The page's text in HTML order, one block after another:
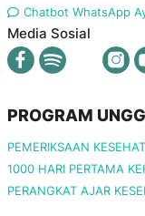
Chatbot WhatsApp
Media Sosial
PROGRAM
PEMERIKSAAN
1000 HARI PERTAMA
PERANGKAT AJAR